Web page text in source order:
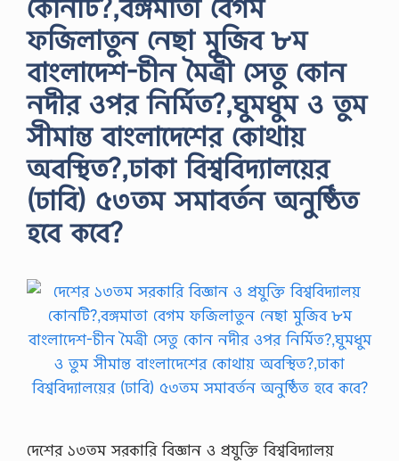
কোনটি?,বঙ্গমাতা বেগম
ফজিলাতুন নেছা মুজিব ৮ম
বাংলাদেশ-চীন মৈত্রী সেতু কোন
নদীর ওপর নির্মিত?,ঘুমধুম ও তুম
সীমান্ত বাংলাদেশের কোথায়
অবস্থিত?,ঢাকা বিশ্ববিদ্যালয়ের
(ঢাবি) ৫৩তম সমাবর্তন অনুষ্ঠিত
হবে কবে?
দেশের ১৩তম সরকারি বিজ্ঞান ও প্রযুক্তি বিশ্ববিদ্যালয়